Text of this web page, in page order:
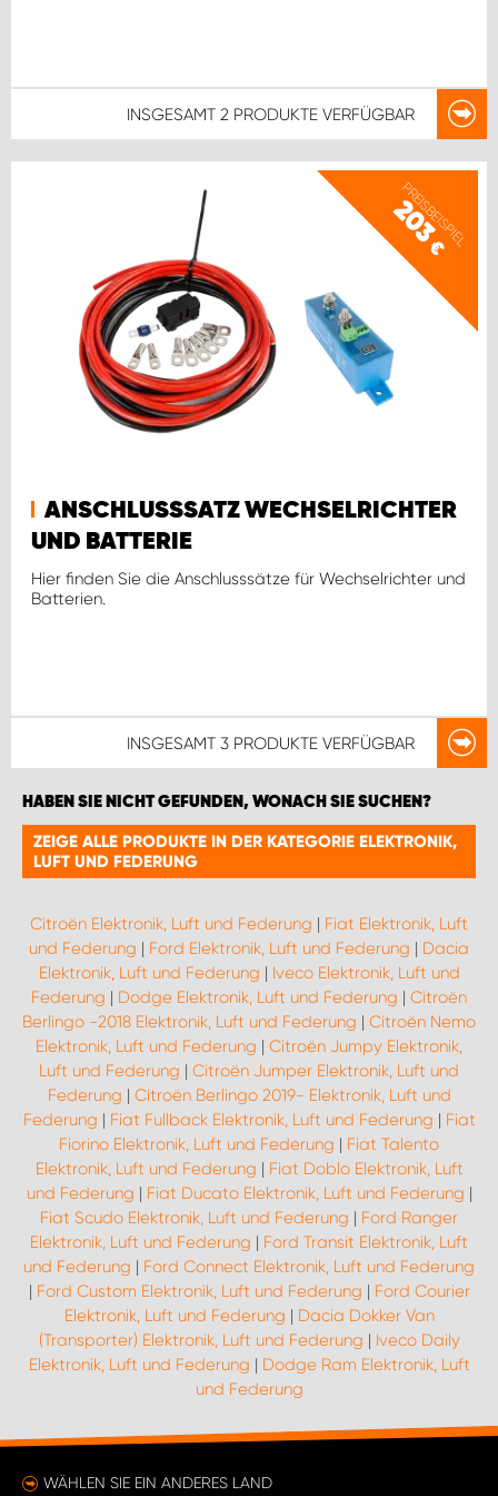
INSGESAMT 2 PRODUKTE VERFÜGBAR
PREISBEISPIEL
203
€
ANSCHLUSSSATZ WECHSELRICHTER
UND BATTERIE
Hier finden Sie die Anschlusssätze für Wechselrichter und
Batterien.
INSGESAMT 3 PRODUKTE VERFÜGBAR
HABEN SIE NICHT GEFUNDEN, WONACH SIE SUCHEN?
ZEIGE ALLE PRODUKTE IN DER KATEGORIE ELEKTRONIK,
LUFT UND FEDERUNG
Citroën Elektronik, Luft und Federung | Fiat Elektronik, Luft
und Federung | Ford Elektronik, Luft und Federung | Dacia
Elektronik, Luft und Federung | Iveco Elektronik, Luft und
Federung | Dodge Elektronik, Luft und Federung | Citroën
Berlingo -2018 Elektronik, Luft und Federung | Citroën Nemo
Elektronik, Luft und Federung | Citroën Jumpy Elektronik,
Luft und Federung | Citroën Jumper Elektronik, Luft und
Federung | Citroën Berlingo 2019- Elektronik, Luft und
Federung | Fiat Fullback Elektronik, Luft und Federung | Fiat
Fiorino Elektronik, Luft und Federung | Fiat Talento
Elektronik, Luft und Federung | Fiat Doblo Elektronik, Luft
und Federung | Fiat Ducato Elektronik, Luft und Federung |
Fiat Scudo Elektronik, Luft und Federung | Ford Ranger
Elektronik, Luft und Federung | Ford Transit Elektronik, Luft
und Federung | Ford Connect Elektronik, Luft und Federung
| Ford Custom Elektronik, Luft und Federung | Ford Courier
Elektronik, Luft und Federung | Dacia Dokker Van
(Transporter) Elektronik, Luft und Federung | Iveco Daily
Elektronik, Luft und Federung | Dodge Ram Elektronik, Luft
und Federung
WÄHLEN SIE EIN ANDERES LAND